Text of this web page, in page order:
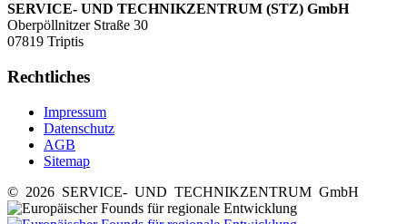
SERVICE- UND TECHNIKZENTRUM (STZ) GmbH
Oberpöllnitzer Straße 30
07819 Triptis
Rechtliches
Impressum
Datenschutz
AGB
Sitemap
© 2026 SERVICE- UND TECHNIKZENTRUM GmbH